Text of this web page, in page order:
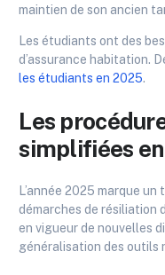
maintien de son ancien
Les étudiants ont des
d’assurance habitation.
les étudiants en 2025.
Les
simplifiées
L’année 2025 marque
démarches de résiliation
en vigueur de nouvelles
généralisation des outils